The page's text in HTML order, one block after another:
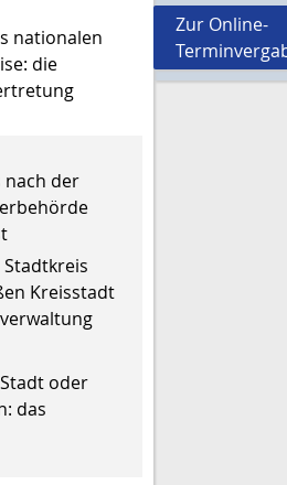
nationalen
die
der
Kreisstadt
oder
das
Zur Online-